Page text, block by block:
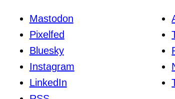
Mastodon
Pixelfed
Bluesky
Instagram
LinkedIn